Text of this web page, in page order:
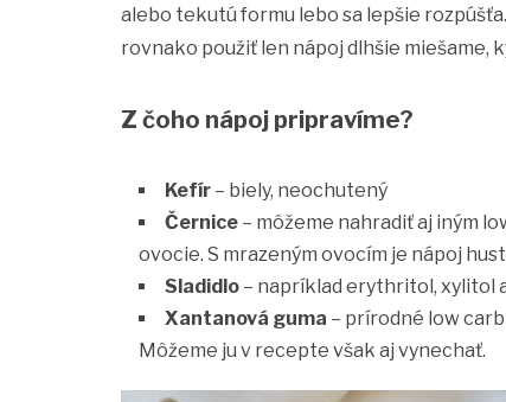
alebo tekutú formu lebo sa lepšie
rovnako použiť len nápoj dlhšie miešame,
Z čoho nápoj pripravíme?
Kefír – biely, neochutený
Černice – môžeme nahradiť aj iným
ovocie. S mrazeným ovocím je nápoj
Sladidlo – napríklad erythritol, xylitol
Xantanová guma – prírodné low
Môžeme ju v recepte však aj vynechať.